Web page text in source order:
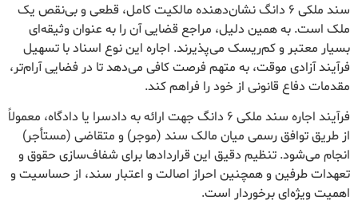
سند ملکی ۶ دانگ نشان‌دهنده مالکیت کامل، قطعی و بی‌نقص یک
ملک است. به همین دلیل، مراجع قضایی آن را به عنوان وثیقه‌ای
بسیار معتبر و کم‌ریسک می‌پذیرند. اجاره این نوع اسناد با تسهیل
فرآیند آزادی موقت، به متهم فرصت کافی می‌دهد تا در فضایی آرام‌تر،
مقدمات دفاع قانونی از خود را فراهم کند.
فرآیند اجاره سند ملکی ۶ دانگ جهت ارائه به دادسرا یا دادگاه، معمولاً
از طریق توافق رسمی میان مالک سند (موجر) و متقاضی (مستأجر)
انجام می‌شود. تنظیم دقیق این قراردادها برای شفاف‌سازی حقوق و
تعهدات طرفین و همچنین احراز اصالت و اعتبار سند، از حساسیت و
اهمیت ویژه‌ای برخوردار است.